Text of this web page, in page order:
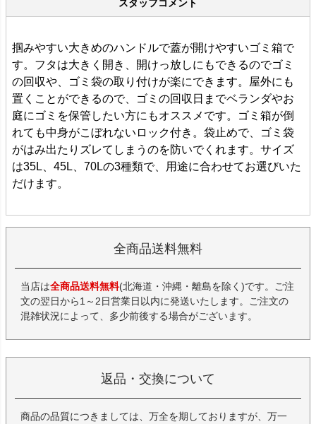
スタッフコメント
掴みやすい大きめのハンドルで蓋が開けやすいゴミ箱で
す。フタは大きく開き、開けっ放しにもできるのでゴミ
の回収や、ゴミ袋の取り付けが楽にできます。屋外にも
置くことができるので、ゴミの回収日までベランダやお
庭にゴミを保管したい方にもオススメです。ゴミ箱が倒
れても中身がこぼれないロック付き。袋止めで、ゴミ袋
がはみ出たりズレてしまうのを防いでくれます。サイズ
は35L、45L、70Lの3種類で、用途に合わせてお選びいた
だけます。
全商品送料無料
当店は全商品送料無料(北海道・沖縄・離島を除く)です。ご注
文の翌日から1～2日営業日以内に発送いたします。ご注文の
混雑状況によって、多少前後する場合がございます。
返品・交換について
商品の品質につきましては、万全を期しておりますが、万一